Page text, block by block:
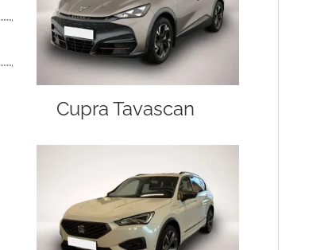
Cupra Tavascan